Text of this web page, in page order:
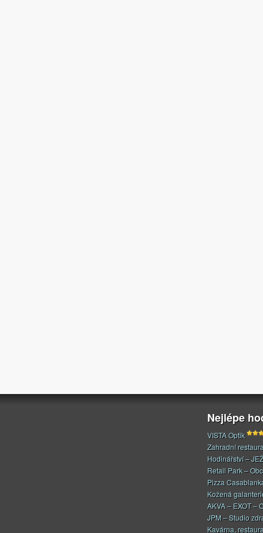
Nejlépe
VISTA Optik
Zahradní
Hodinářství – JEŽ
Retail Park –
Pizza
Kožená
AKVA – EXOT –
JPM – Studio
Kavárna,